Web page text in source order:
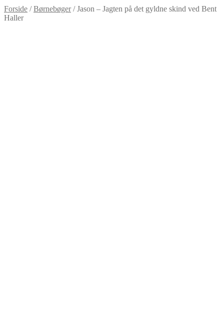
Forside /Børnebøger/Jason – Jagten på det gyldne skind ved Bent
Haller